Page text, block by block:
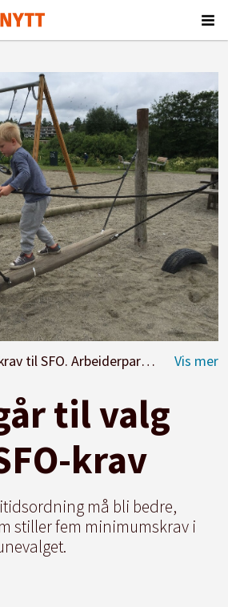
kaller det tafatt og generelt. Foto: Paal Svendsen
til valg
krav
må bli bedre,
stiller fem minimumskrav i